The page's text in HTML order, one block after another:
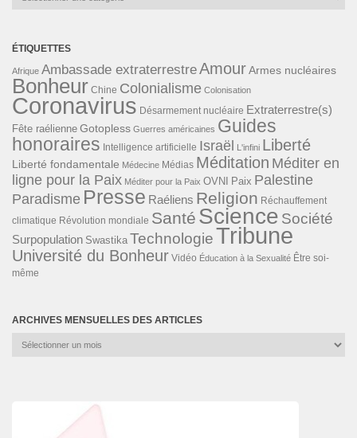
ÉTIQUETTES
Afrique Ambassade extraterrestreAmourArmes nucléaires
Bonheur Chine Colonialisme Colonisation
Coronavirus Désarmement nucléaire Extraterrestre(s)
Fête raélienne Gotopless Guerres américaines Guides
honoraires Intelligence artificielle Israël L'infini Liberté
Liberté fondamentale Médecine Médias Méditation Méditer en
ligne pour la Paix Méditer pour la Paix OVNI Paix Palestine
Paradisme Presse Raéliens Religion Réchauffement
climatique Révolution mondiale Santé Science Société
Surpopulation Swastika TechnologieTribune
Université du Bonheur Vidéo Éducation à la Sexualité Être soi-
même
ARCHIVES MENSUELLES DES ARTICLES
Archives